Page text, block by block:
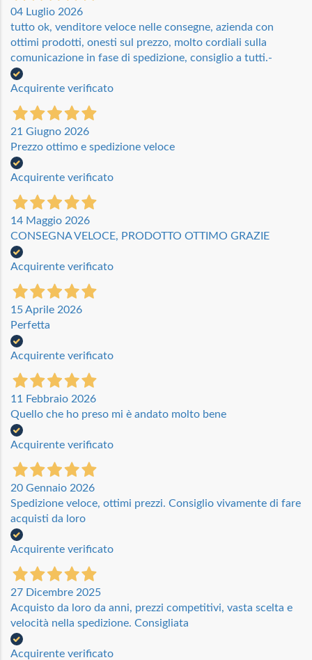
04 Luglio 2026
tutto ok, venditore veloce nelle consegne, azienda con
ottimi prodotti, onesti sul prezzo, molto cordiali sulla
comunicazione in fase di spedizione, consiglio a tutti.-
Acquirente verificato
21 Giugno 2026
Prezzo ottimo e spedizione veloce
Acquirente verificato
14 Maggio 2026
CONSEGNA VELOCE, PRODOTTO OTTIMO GRAZIE
Acquirente verificato
15 Aprile 2026
Perfetta
Acquirente verificato
11 Febbraio 2026
Quello che ho preso mi è andato molto bene
Acquirente verificato
20 Gennaio 2026
Spedizione veloce, ottimi prezzi. Consiglio vivamente di fare
acquisti da loro
Acquirente verificato
27 Dicembre 2025
Acquisto da loro da anni, prezzi competitivi, vasta scelta e
velocità nella spedizione. Consigliata
Acquirente verificato